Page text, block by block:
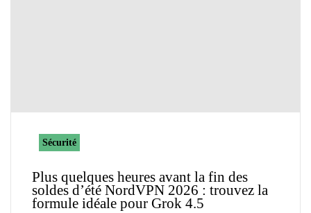
Sécurité
Plus quelques heures avant la fin des
soldes d’été NordVPN 2026 : trouvez la
formule idéale pour Grok 4.5